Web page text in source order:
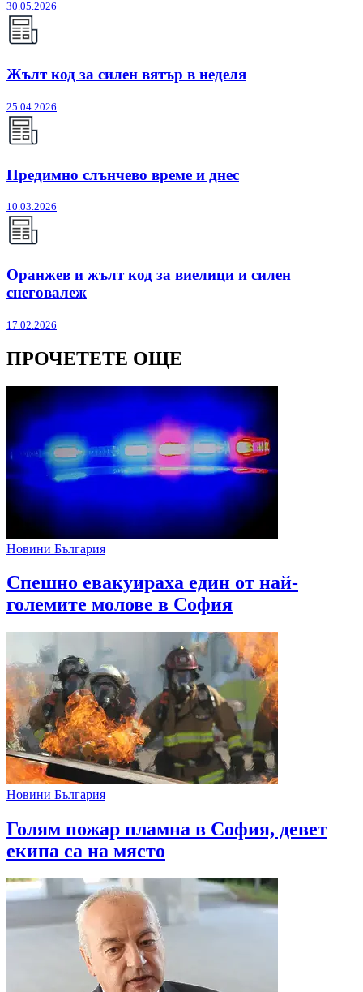
30.05.2026
Жълт код за силен вятър в неделя
25.04.2026
Предимно слънчево време и днес
10.03.2026
Оранжев и жълт код за виелици и силен
снеговалеж
17.02.2026
ПРОЧЕТЕТЕ ОЩЕ
Новини България
Спешно евакуираха един от най-
големите молове в София
Новини България
Голям пожар пламна в София, девет
екипа са на място